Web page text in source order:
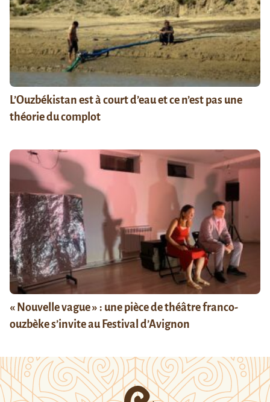
L’Ouzbékistan est à court d’eau et ce n’est pas une
théorie du complot
« Nouvelle vague » : une pièce de théâtre franco-
ouzbèke s’invite au Festival d’Avignon